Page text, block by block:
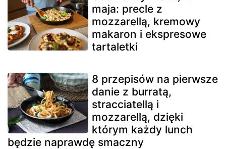
maja: precle z
mozzarellą, kremowy
makaron i ekspresowe
tartaletki
8 przepisów na pierwsze
danie z burratą,
stracciatellą i
mozzarellą, dzięki
którym każdy lunch
będzie naprawdę smaczny